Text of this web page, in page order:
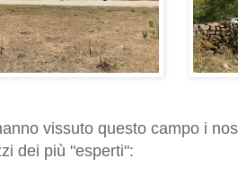
vissuto questo campo i
dei più "esperti":